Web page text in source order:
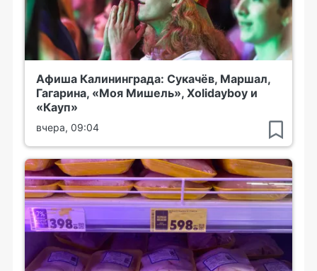
Афиша Калининграда: Сукачёв, Маршал,
Гагарина, «Моя Мишель», Xolidayboy и
«Кауп»
вчера, 09:04